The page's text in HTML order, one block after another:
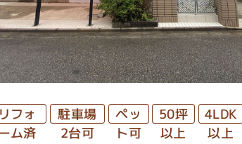
リフォ
ム済
駐車場
2台可
ペッ
ト可
50坪
以上
4LDK
以上